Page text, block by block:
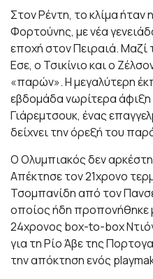
Στον Ρέντη, το κλίμα
Φορτούνης, με νέα
εποχή στον Πειραιά. Μαζί
Εσε, ο Τσικίνιο και ο
«παρών». Η μεγαλύτερη
εβδομάδα νωρίτερα
Γιάρεμτσουκ, ένας
δείχνει την όρεξή του
Ο Ολυμπιακός δεν
Απέκτησε τον 21χρονο
Τσομπανίδη από τον
οποίος ήδη προπονήθηκε
24χρονος box-to-box
για τη Ρίο Άβε της
την απόκτηση ενός